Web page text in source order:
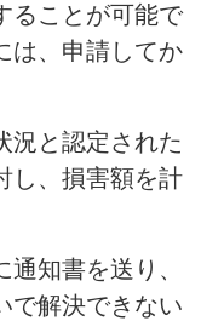
ることが可能で
は、申請してか
況と認定された
し、損害額を計
知書を送り、
で解決できない